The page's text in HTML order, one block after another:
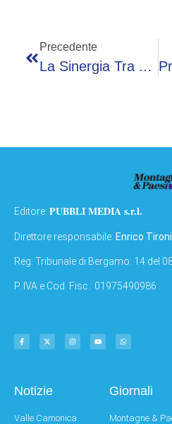
Precedente
La Sinergia Tra Ardesio E Brescello Continua Nel 2023
Editore: PUBBLI MEDIA s.r.l.
Direttore responsabile: Enrico Tironi
Reg: Tribunale di Bergamo: 14 del
P. IVA e Cod. Fisc.: 01975490986
Notizie
Valle Camonica
Giornali
Montagne &